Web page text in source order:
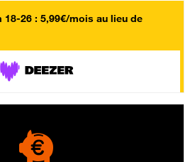
18-26 : 5,99€/mois au lieu de